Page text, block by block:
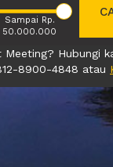
Sampai Rp.
50.000.000
Meeting? Hubungi
8900-4848 atau